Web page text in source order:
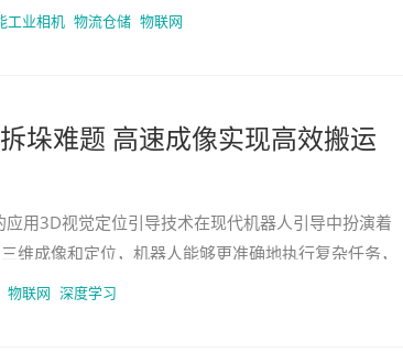
式下，每小时处
工业相机 物流仓储 物联网
垛难题 高速成像实现高效搬运
用3D视觉定位引导技术在现代机器人引导中扮演着
维成像和定位，机器人能够更准确地执行复杂任务，
提高了生产
物联网 深度学习